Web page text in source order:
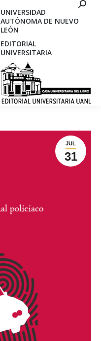
UNIVERSIDAD
AUTÓNOMA DE NUEVO
LEÓN
EDITORIAL
UNIVERSITARIA
JUL
31